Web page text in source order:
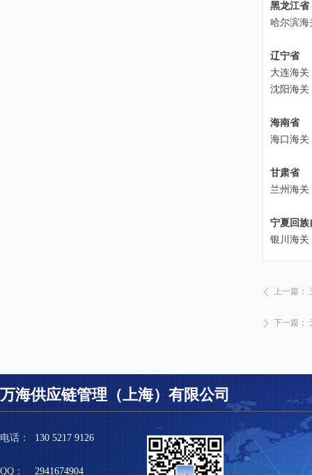
黑龙江省
哈尔滨海
辽宁省
大连海关
沈阳海关
海南省
海口海关
甘肃省
兰州海关
宁夏回族
银川海关
ꄴ 上一篇：
ꄲ 下一篇：
电话： 130 5217 9126
QQ： 2941674904
万海供应链管理（上海）有限公司